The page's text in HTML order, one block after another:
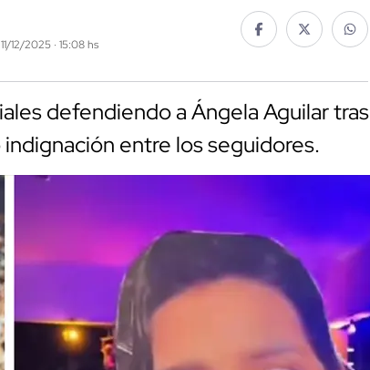
12/2025 · 15:08 hs
defendiendo a Ángela Aguilar tras
entre los seguidores.